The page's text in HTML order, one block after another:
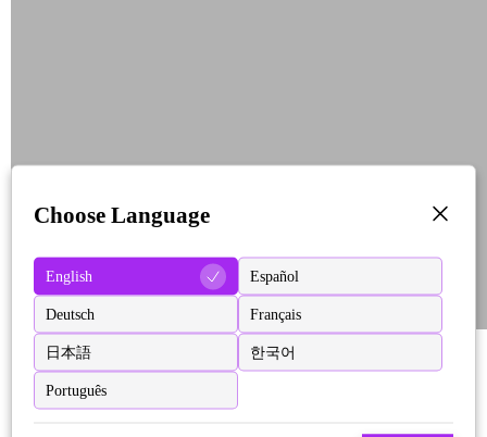
Choose Language
English Español
Deutsch Français
日本語 한국어
Português